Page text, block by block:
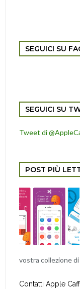
SEGUICI SU
SEGUICI SU
Tweet di
POST PIÙ
vostra collezione di
Contatti Apple